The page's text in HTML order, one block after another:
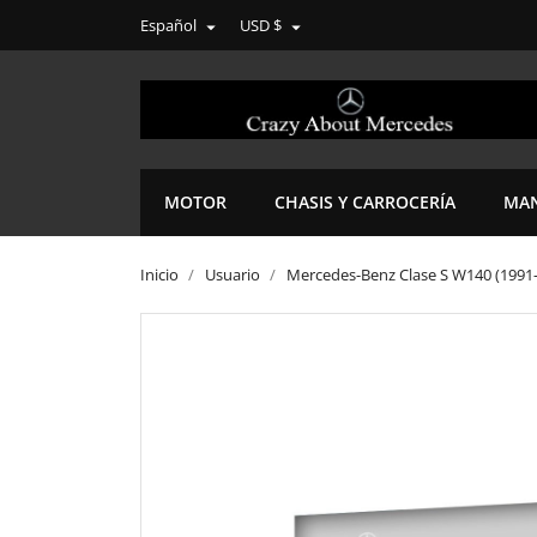
Español  USD $ 
MOTOR CHASIS Y CARROCERÍA
Inicio Usuario Mercedes-Benz Clase S W140